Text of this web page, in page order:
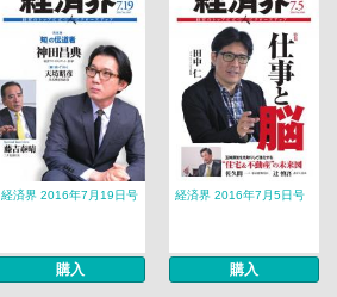
経済界 2016年7月19日号
購入
経済界 2016年7月5日号
購入